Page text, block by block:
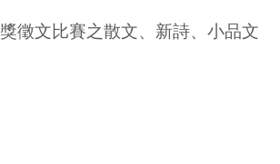
徵文比賽之散文、新詩、小品文